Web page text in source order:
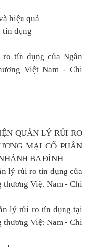
hiệu quả
tín dụng
tín dụng của Ngân
Việt Nam - Chi
QUẢN LÝ RỦI RO
MẠI CỔ PHẦN
BA ĐÌNH
lý rủi ro tín dụng của
thương Việt Nam - Chi
lý rủi ro tín dụng tại
thương Việt Nam - Chi